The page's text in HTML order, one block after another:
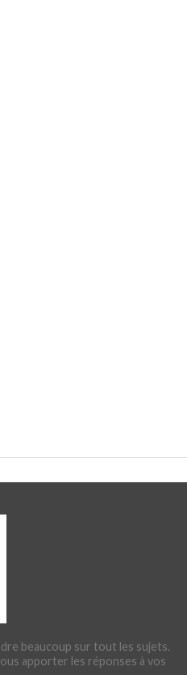
beaucoup sur tout les sujets.
apporter les réponses à vos